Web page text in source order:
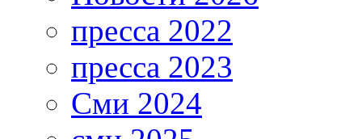
пресса 2022
пресса 2023
Сми 2024